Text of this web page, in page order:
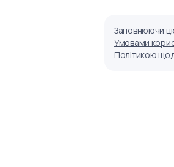
Заповнюючи
Умовами
Політикою